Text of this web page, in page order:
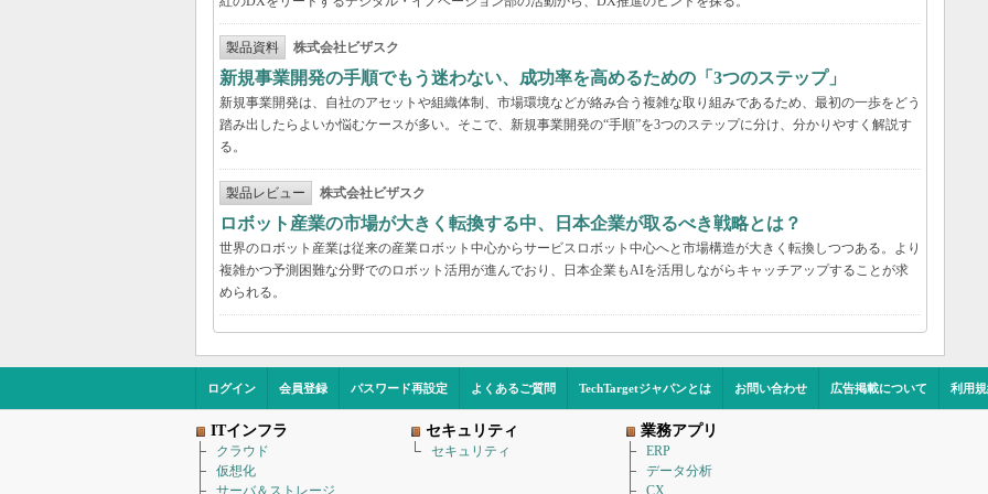
製品資料 株式会社ビザスク
新規事業開発の手順でもう迷わない、成功率を高めるための「3つのステップ」
新規事業開発は、自社のアセットや組織体制、市場環境などが絡み合う複雑な取り組みであるため、最初の一歩をどう
踏み出したらよいか悩むケースが多い。そこで、新規事業開発の“手順”を3つのステップに分け、分かりやすく解説す
る。
製品レビュー 株式会社ビザスク
ロボット産業の市場が大きく転換する中、日本企業が取るべき戦略とは？
世界のロボット産業は従来の産業ロボット中心からサービスロボット中心へと市場構造が大きく転換しつつある。より
複雑かつ予測困難な分野でのロボット活用が進んでおり、日本企業もAIを活用しながらキャッチアップすることが求
められる。
ログイン 会員登録 パスワード再設定 よくあるご質問 TechTargetジャパンとは お問い合わせ 広告掲載について 利用
ITインフラ
クラウド
仮想化
セキュリティ
セキュリティ
業務アプリ
ERP
データ分析